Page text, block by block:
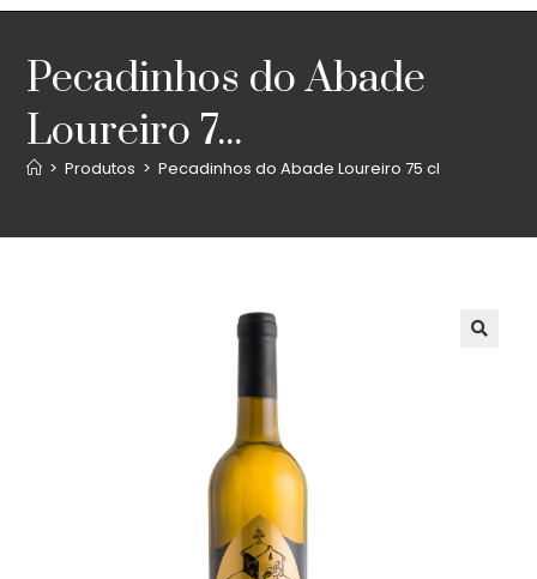
Pecadinhos do Abade
Loureiro 7...
> Produtos > Pecadinhos do Abade Loureiro 75 cl